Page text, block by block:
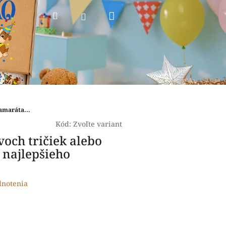
HľadaťPrihlásenieNákupný
Kód: Zvoľte variant
tričiek alebo